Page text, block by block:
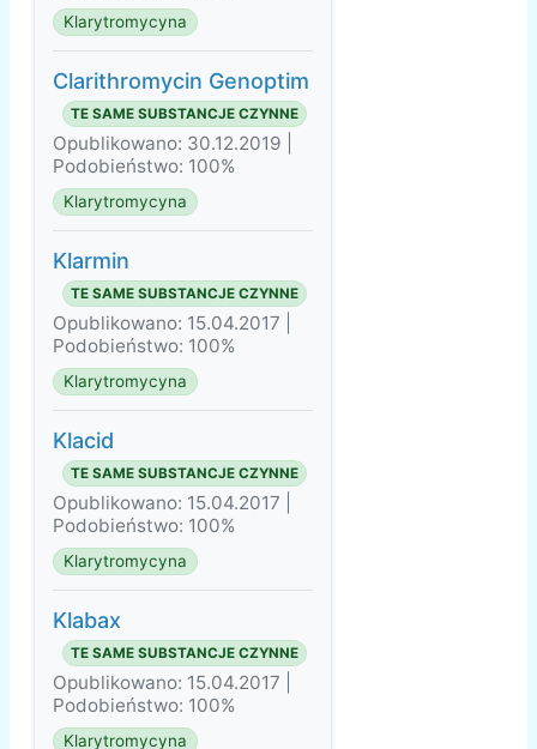
Klarytromycyna
Clarithromycin Genoptim
TE SAME SUBSTANCJE CZYNNE
Opublikowano: 30.12.2019 |
Podobieństwo: 100%
Klarytromycyna
Klarmin
TE SAME SUBSTANCJE CZYNNE
Opublikowano: 15.04.2017 |
Podobieństwo: 100%
Klarytromycyna
Klacid
TE SAME SUBSTANCJE CZYNNE
Opublikowano: 15.04.2017 |
Podobieństwo: 100%
Klarytromycyna
Klabax
TE SAME SUBSTANCJE CZYNNE
Opublikowano: 15.04.2017 |
Podobieństwo: 100%
Klarytromycyna